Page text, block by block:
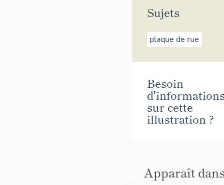
Sujets
plaque de rue
Besoin
sur cette
illustration ?
Apparaît